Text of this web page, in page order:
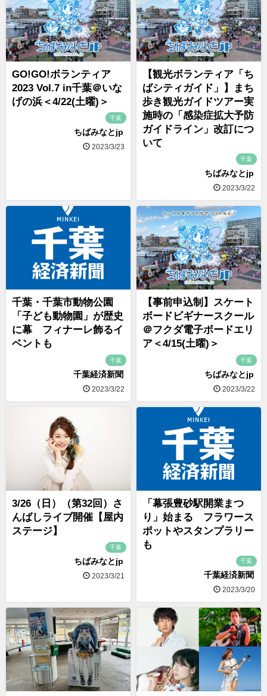
GO!GO!ボランティア
2023 Vol.7 in千葉＠いな
げの浜＜4/22(土曜)＞
千葉
ちばみなとjp
2023/3/23
【観光ボランティア「ち
ばシティガイド」】まち
歩き観光ガイドツアー実
施時の「感染症拡大予防
ガイドライン」改訂につ
いて
千葉
ちばみなとjp
2023/3/22
千葉・千葉市動物公園
「子ども動物園」が歴史
に幕 フィナーレ飾るイ
ベントも
千葉
千葉経済新聞
2023/3/22
【事前申込制】スケート
ボードビギナースクール
＠フクダ電子ボードエリ
ア＜4/15(土曜)＞
千葉
ちばみなとjp
2023/3/22
3/26（日）（第32回）さ
んばしライブ開催【屋内
ステージ】
千葉
ちばみなとjp
2023/3/21
「幕張豊砂駅開業まつ
り」始まる フラワース
ポットやスタンプラリー
も
千葉
千葉経済新聞
2023/3/20